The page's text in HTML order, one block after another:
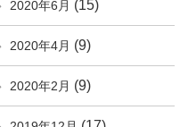
2020年6月 (15)
2020年4月 (9)
2020年2月 (9)